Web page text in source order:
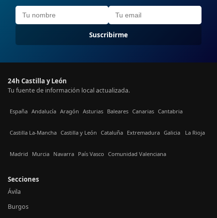
Suscribirme
24h Castilla y León
Tu fuente de información local actualizada.
España Andalucía Aragón Asturias Baleares Canarias Cantabria
Castilla La-Mancha Castilla y León Cataluña Extremadura Galicia La Rioja
Madrid Murcia Navarra País Vasco Comunidad Valenciana
Secciones
Ávila
Burgos